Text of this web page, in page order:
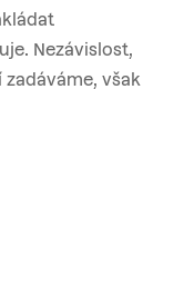
Nezávislost,
však